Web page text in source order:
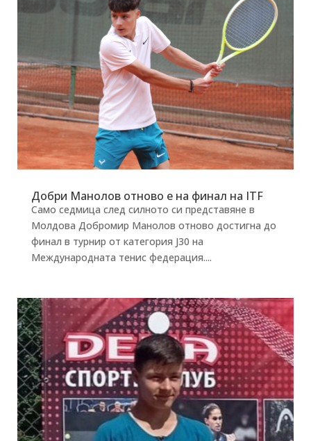
Добри Манолов отново е на финал на ITF
Само седмица след силното си представяне в
Молдова Добромир Манолов отново достигна до
финал в турнир от категория J30 на
Международната тенис федерация....